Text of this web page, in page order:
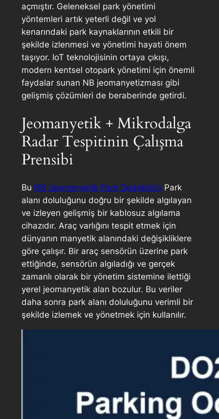
açmıştır. Geleneksel park yönetimi
yöntemleri artık yeterli değil ve yol
kenarındaki park kaynaklarının etkili bir
şekilde izlenmesi ve yönetimi hayati önem
taşıyor. IoT teknolojisinin ortaya çıkışı,
modern kentsel otopark yönetimi için önemli
faydalar sunan NB jeomanyetizması gibi
gelişmiş çözümleri de beraberinde getirdi.
Jeomanyetik + Mikrodalga
Radar Tespitinin Çalışma
Prensibi
Bu NB Jeomanyetik Park Dedektörü Park
alanı doluluğunu doğru bir şekilde algılayan
ve izleyen gelişmiş bir kablosuz algılama
cihazıdır. Araç varlığını tespit etmek için
dünyanın manyetik alanındaki değişikliklere
göre çalışır. Bir araç sensörün üzerine park
ettiğinde, sensörün algıladığı ve gerçek
zamanlı olarak bir yönetim sistemine ilettiği
yerel jeomanyetik alan bozulur. Bu veriler
daha sonra park alanı doluluğunu verimli bir
şekilde izlemek ve yönetmek için kullanılır.